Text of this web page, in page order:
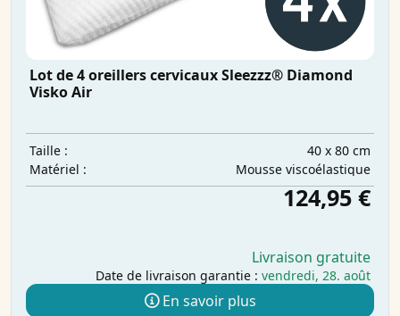
Lot de 4 oreillers cervicaux Sleezzz® Diamond
Visko Air
Taille :
40 x 80 cm
Matériel :
Mousse viscoélastique
124,95 €
Livraison gratuite
Date de livraison garantie : vendredi, 28. août
En savoir plus